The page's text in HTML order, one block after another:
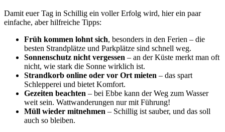
Damit euer Tag in Schillig ein voller Erfolg wird, hier ein paar
einfache, aber hilfreiche Tipps:
Früh kommen lohnt sich, besonders in den Ferien – die
besten Strandplätze und Parkplätze sind schnell weg.
Sonnenschutz nicht vergessen – an der Küste merkt man oft
nicht, wie stark die Sonne wirklich ist.
Strandkorb online oder vor Ort mieten – das spart
Schlepperei und bietet Komfort.
Gezeiten beachten – bei Ebbe kann der Weg zum Wasser
weit sein. Wattwanderungen nur mit Führung!
Müll wieder mitnehmen – Schillig ist sauber, und das soll
auch so bleiben.